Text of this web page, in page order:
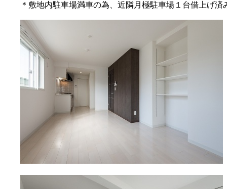
＊敷地内駐車場満車の為、近隣月極駐車場１台借上げ